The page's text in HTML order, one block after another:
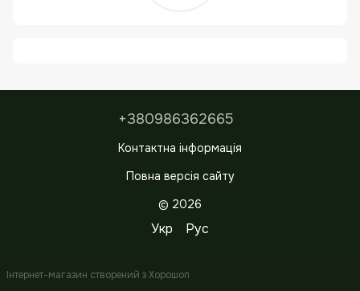
+380986362665
Контактна інформація
Повна версія сайту
© 2026
Укр Рус
Інтернет-магазин створений з Хорошоп